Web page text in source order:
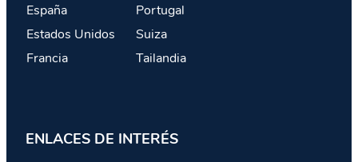
España
Estados Unidos
Francia
Portugal
Suiza
Tailandia
ENLACES DE INTERÉS